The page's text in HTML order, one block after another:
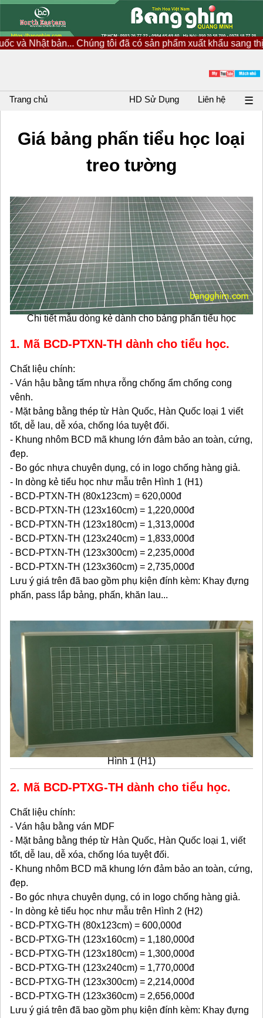
Chúng tôi đã có sản phẩm xuất khẩu sang thị trường
☰
Liên hệ
HD Sử Dụng
Trang chủ
Giá bảng phấn tiểu học loại
treo tường
Chi tiết mẫu dòng kẻ dành cho bảng phấn tiểu học
1. Mã BCD-PTXN-TH dành cho tiểu học.
Chất liệu chính:
- Ván hậu bằng tấm nhựa rỗng chống ẩm chống cong
vênh.
- Mặt bảng bằng thép từ Hàn Quốc, Hàn Quốc loại 1 viết
tốt, dễ lau, dễ xóa, chống lóa tuyệt đối.
- Khung nhôm BCD mã khung lớn đảm bảo an toàn, cứng,
đẹp.
- Bo góc nhựa chuyên dụng, có in logo chống hàng giả.
- In dòng kẻ tiểu học như mẫu trên Hình 1 (H1)
- BCD-PTXN-TH (80x123cm) = 620,000đ
- BCD-PTXN-TH (123x160cm) = 1,220,000đ
- BCD-PTXN-TH (123x180cm) = 1,313,000đ
- BCD-PTXN-TH (123x240cm) = 1,833,000đ
- BCD-PTXN-TH (123x300cm) = 2,235,000đ
- BCD-PTXN-TH (123x360cm) = 2,735,000đ
Lưu ý giá trên đã bao gồm phụ kiện đính kèm: Khay đựng
phấn, pass lắp bảng, phấn, khăn lau...
Hình 1 (H1)
2. Mã BCD-PTXG-TH dành cho tiểu học.
Chất liệu chính:
- Ván hậu bằng ván MDF
- Mặt bảng bằng thép từ Hàn Quốc, Hàn Quốc loại 1, viết
tốt, dễ lau, dễ xóa, chống lóa tuyệt đối.
- Khung nhôm BCD mã khung lớn đảm bảo an toàn, cứng,
đẹp.
- Bo góc nhựa chuyên dụng, có in logo chống hàng giả.
- In dòng kẻ tiểu học như mẫu trên Hình 2 (H2)
- BCD-PTXG-TH (80x123cm) = 600,000đ
- BCD-PTXG-TH (123x160cm) = 1,180,000đ
- BCD-PTXG-TH (123x180cm) = 1,300,000đ
- BCD-PTXG-TH (123x240cm) = 1,770,000đ
- BCD-PTXG-TH (123x300cm) = 2,214,000đ
- BCD-PTXG-TH (123x360cm) = 2,656,000đ
Lưu ý giá trên đã bao gồm phụ kiện đính kèm: Khay đựng